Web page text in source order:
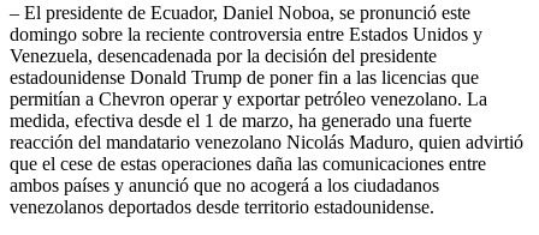
– El presidente de Ecuador, Daniel Noboa, se pronunció este
domingo sobre la reciente controversia entre Estados Unidos y
Venezuela, desencadenada por la decisión del presidente
estadounidense Donald Trump de poner fin a las licencias que
permitían a Chevron operar y exportar petróleo venezolano. La
medida, efectiva desde el 1 de marzo, ha generado una fuerte
reacción del mandatario venezolano Nicolás Maduro, quien advirtió
que el cese de estas operaciones daña las comunicaciones entre
ambos países y anunció que no acogerá a los ciudadanos
venezolanos deportados desde territorio estadounidense.